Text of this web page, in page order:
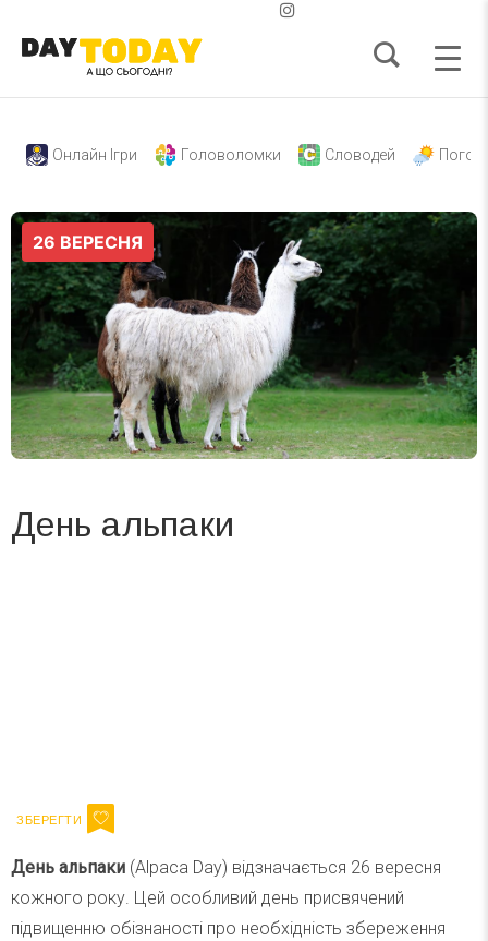
Онлайн Ігри Головоломки Словодей
День альпаки
День альпаки (Alpaca Day) відзначається 26 вересня
кожного року. Цей особливий день присвячений
підвищенню обізнаності про необхідність збереження